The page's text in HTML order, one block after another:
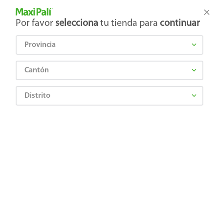
Tienda Maxi Palí
Por favor selecciona tu tienda para continuar
Provincia
Cantón
Distrito